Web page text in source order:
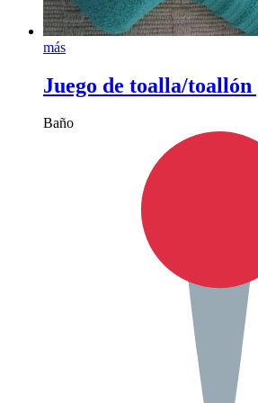
más
Juego de toalla/
Baño